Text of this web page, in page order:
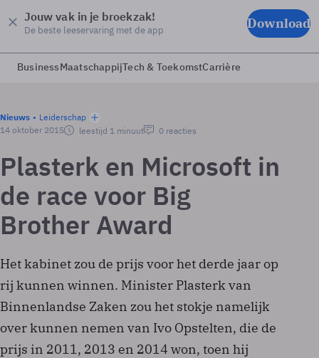
Jouw vak in je broekzak!
De beste leeservaring met de app Download
BusinessMaatschappijTech & ToekomstCarrière
Nieuws
Leiderschap
14 oktober 2015
leestijd 1 minuut 0 reacties
Plasterk en Microsoft in
de race voor Big
Brother Award
Het kabinet zou de prijs voor het derde jaar op
rij kunnen winnen. Minister Plasterk van
Binnenlandse Zaken zou het stokje namelijk
over kunnen nemen van Ivo Opstelten, die de
prijs in 2011, 2013 en 2014 won, toen hij